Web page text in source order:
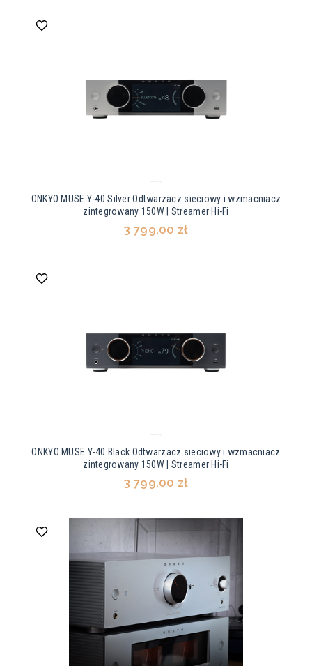
ONKYO MUSE Y-40 Silver Odtwarzacz sieciowy i wzmacniacz
zintegrowany 150W | Streamer Hi-Fi
3 799,00 zł
ONKYO MUSE Y-40 Black Odtwarzacz sieciowy i wzmacniacz
zintegrowany 150W | Streamer Hi-Fi
3 799,00 zł